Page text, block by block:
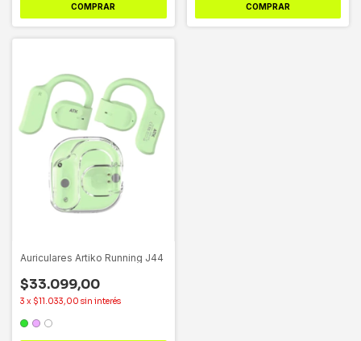
COMPRAR COMPRAR
Auriculares Artiko Running J44
$33.099,00
3 x $11.033,00 sin interés